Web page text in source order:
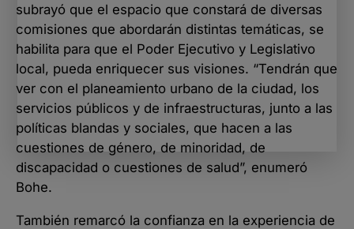
subrayó que el espacio que constará de diversas
comisiones que abordarán distintas temáticas, se
habilita para que el Poder Ejecutivo y Legislativo
local, pueda enriquecer sus visiones. “Tendrán que
ver con el planeamiento urbano de la ciudad, los
servicios públicos y de infraestructuras, junto a las
políticas blandas y sociales, que hacen a las
cuestiones de género, de minoridad, de
discapacidad o cuestiones de salud”, enumeró
Bohe.
También remarcó la confianza en la experiencia de